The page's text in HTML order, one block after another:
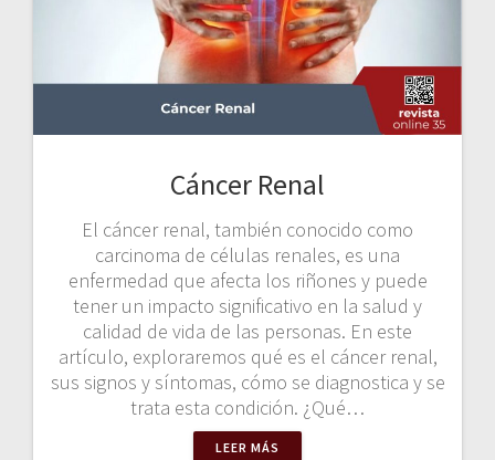
Cáncer Renal
El cáncer renal, también conocido como
carcinoma de células renales, es una
enfermedad que afecta los riñones y puede
tener un impacto significativo en la salud y
calidad de vida de las personas. En este
artículo, exploraremos qué es el cáncer renal,
sus signos y síntomas, cómo se diagnostica y se
trata esta condición. ¿Qué…
LEER MÁS